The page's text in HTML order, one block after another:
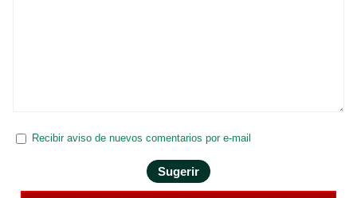
Recibir aviso de nuevos comentarios por e-mail